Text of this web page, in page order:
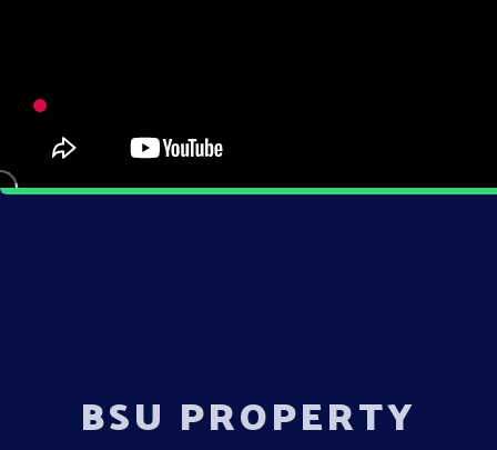
BSU PROPERTY